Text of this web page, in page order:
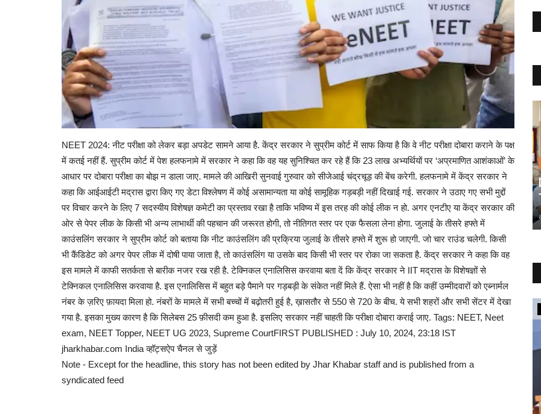
NEET 2024: नीट परीक्षा को लेकर बड़ा अपडेट सामने आया है. केंद्र सरकार ने सुप्रीम कोर्ट में साफ क‍िया है क‍ि वे नीट परीक्षा दोबारा कराने के पक्ष
में कतई नहीं हैं. सुप्रीम कोर्ट में पेश हलफनामे में सरकार ने कहा क‍ि वह यह सुनिश्च‍ित कर रहे हैं क‍ि 23 लाख अभ्‍यर्थियों पर ‘अप्रमाण‍ित आशंकाओं’ के
आधार पर दोबारा परीक्षा का बोझ न डाला जाए. मामले की आख‍िरी सुनवाई गुरुवार को सीजेआई चंद्रचूड़ की बेंच करेगी. हलफनामे में केंद्र सरकार ने
कहा क‍ि आईआईटी मद्रास द्वारा किए गए डेटा विश्लेषण में कोई असामान्यता या कोई सामूहिक गड़बड़ी नहीं दिखाई गई. सरकार ने उठाए गए सभी मुद्दों
पर विचार करने के ल‍िए 7 सदस्यीय विशेषज्ञ कमेटी का प्रस्ताव रखा है ताकि भविष्य में इस तरह की कोई लीक न हो. अगर एनटीए या केंद्र सरकार की
ओर से पेपर लीक के क‍िसी भी अन्‍य लाभार्थी की पहचान की जरूरत होगी, तो नीत‍िगत स्‍तर पर एक फैसला लेना होगा. जुलाई के तीसरे हफ्ते में
काउंसल‍िंंग सरकार ने सुप्रीम कोर्ट को बताया क‍ि नीट काउंसलिंग की प्रक्रिया जुलाई के तीसरे हफ्ते में शुरू हो जाएगी. जो चार राउंड चलेगी. किसी
भी कैंड‍िडेट को अगर पेपर लीक में दोषी पाया जाता है, तो काउंसल‍िंग या उसके बाद क‍िसी भी स्‍तर पर रोका जा सकता है. केंद्र सरकार ने कहा क‍ि वह
इस मामले में काफी सतर्कता से बारीक नजर रख रही है. टेक्निकल एनालिसिस करवाया बता दें क‍ि केंद्र सरकार ने IIT मद्रास के विशेषज्ञों से
टेक्निकल एनालिसिस करवाया है. इस एनालिसिस में बहुत बड़े पैमाने पर गड़बड़ी के संकेत नहीं मिले हैं. ऐसा भी नहीं है कि कहीं उम्मीदवारों को एब्नार्मल
नंबर के ज़रिए फ़ायदा मिला हो. नंबरों के मामले में सभी बच्चों में बढ़ोतरी हुई है, ख़ासतौर से 550 से 720 के बीच. ये सभी शहरों और सभी सेंटर में देखा
गया है. इसका मुख्य कारण है कि सिलेबस 25 फ़ीसदी कम हुआ है. इसल‍िए सरकार नहीं चाहती क‍ि परीक्षा दोबारा कराई जाए. Tags: NEET, Neet
exam, NEET Topper, NEET UG 2023, Supreme CourtFIRST PUBLISHED : July 10, 2024, 23:18 IST
jharkhabar.com India व्हॉट्सऐप चैनल से जुड़ें
Note - Except for the headline, this story has not been edited by Jhar Khabar staff and is published from a
syndicated feed